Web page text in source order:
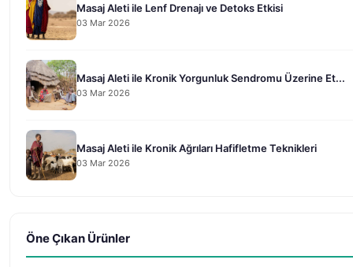
Masaj Aleti ile Lenf Drenajı ve Detoks Etkisi
03 Mar 2026
Masaj Aleti ile Kronik Yorgunluk Sendromu Üzerine Et...
03 Mar 2026
Masaj Aleti ile Kronik Ağrıları Hafifletme Teknikleri
03 Mar 2026
Öne Çıkan Ürünler